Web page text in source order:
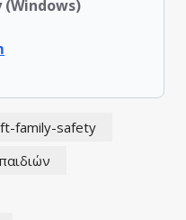
family-safety